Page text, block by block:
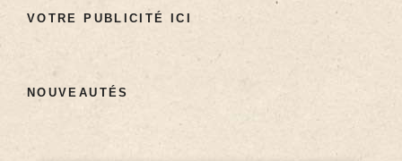
VOTRE PUBLICITÉ ICI
NOUVEAUTÉS